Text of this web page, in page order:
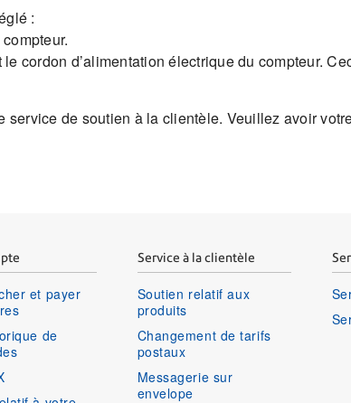
:
cordon d’alimentation électrique du compteur.
de soutien à la clientèle. Veuillez avoir
et payer
de
Service à la clientèle
Soutien relatif aux
produits
Changement de tarifs
postaux
Messagerie sur
envelope